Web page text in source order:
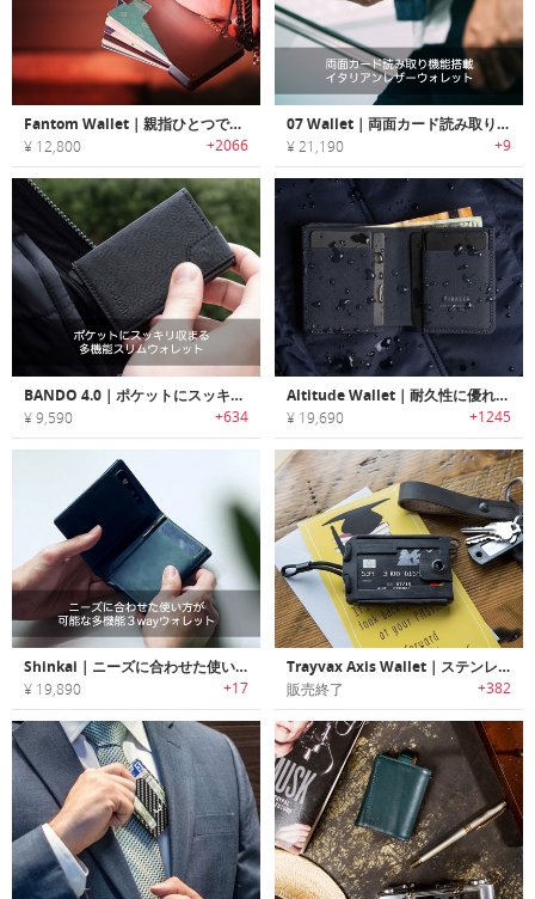
Fantom Wallet｜親指ひとつでクイックアクセス可能なスリムウォレット「ファントムウォレット」
¥ 12,800 +2066
07 Wallet｜両面カード読み取り機能搭載イタリアンレザーウォレット「07ウォレット」
¥ 21,190 +9
BANDO 4.0｜ポケットにスッキリ収まる多機能スリムウォレット
¥ 9,590 +634
Altitude Wallet｜耐久性に優れた二つ折りウォレット「アルティチュード」
¥ 19,690 +1245
Shinkai｜ニーズに合わせた使い方が可能な多機能３wayウォレット「シンカイ」
¥ 19,890 +17
Trayvax Axis Wallet｜ステンレススチールフレーム・RFIDプロテクションを搭載したアウトドアウォレット「トレイヴァックスアクシス」
販売終了 +382